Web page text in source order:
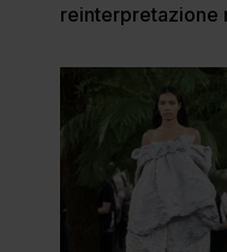
reinterpretazione